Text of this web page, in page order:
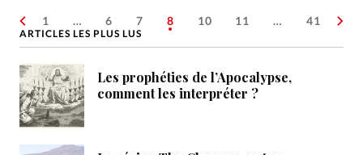
1 … 6 7 8 10 11 … 41
ARTICLES LES PLUS LUS
Les prophéties de l’Apocalypse,
comment les interpréter ?